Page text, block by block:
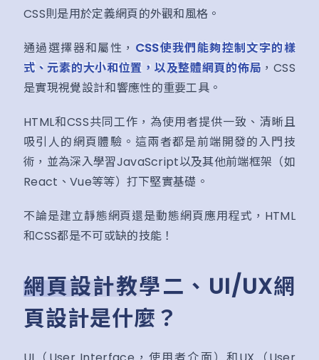
CSS則是用於定義網頁的外觀和風格。
通過選擇器和屬性， CSS使我們能夠控制文字的樣
式、元素的大小和位置，以及整體網頁的佈局 ，CSS
是實現視覺設計和響應性的重要工具。
HTML和CSS共同工作，為使用者提供一致、清晰且
吸引人的網頁體驗。這兩者都是前端開發的入門技
術，並為深入學習JavaScript以及其他前端框架（如
React、Vue等等）打下堅實基礎。
不論是建立靜態網頁還是動態網頁應用程式，HTML
和CSS都是不可或缺的技能！
網頁設計教學二、UI/UX網
頁設計是什麼？